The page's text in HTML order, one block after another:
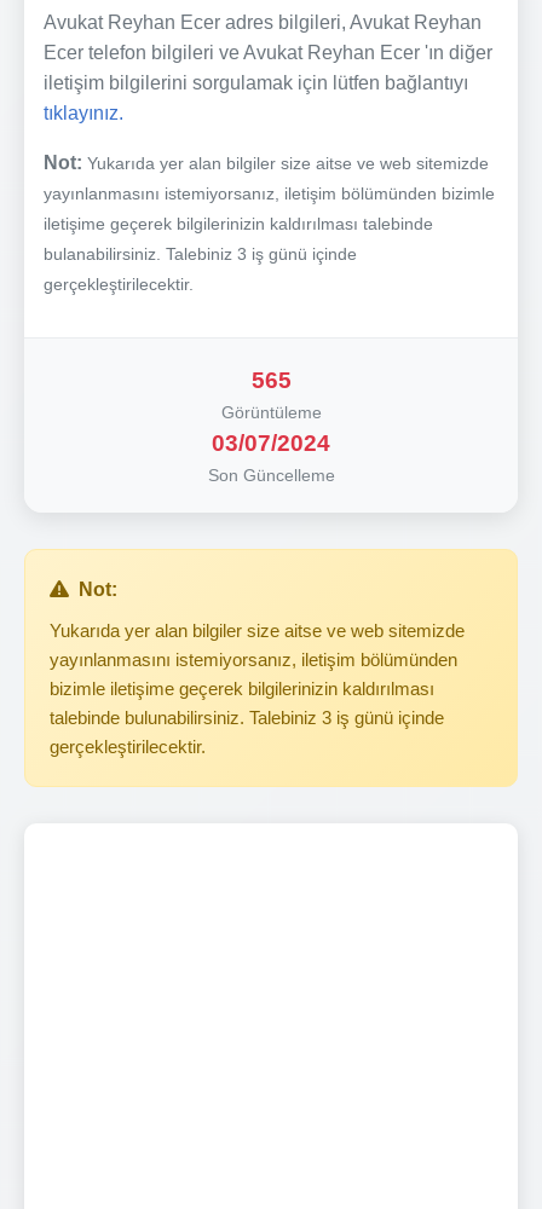
Avukat Reyhan Ecer adres bilgileri, Avukat Reyhan
Ecer telefon bilgileri ve Avukat Reyhan Ecer 'ın diğer
iletişim bilgilerini sorgulamak için lütfen bağlantıyı
tıklayınız.
Not: Yukarıda yer alan bilgiler size aitse ve web sitemizde
yayınlanmasını istemiyorsanız, iletişim bölümünden bizimle
iletişime geçerek bilgilerinizin kaldırılması talebinde
bulanabilirsiniz. Talebiniz 3 iş günü içinde
gerçekleştirilecektir.
565
Görüntüleme
03/07/2024
Son Güncelleme
Not:
Yukarıda yer alan bilgiler size aitse ve web sitemizde
yayınlanmasını istemiyorsanız, iletişim bölümünden
bizimle iletişime geçerek bilgilerinizin kaldırılması
talebinde bulunabilirsiniz. Talebiniz 3 iş günü içinde
gerçekleştirilecektir.